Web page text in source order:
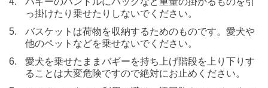
っ掛けたり乗せたりしないでください。
バスケットは荷物を収納するためのものです。愛犬や
他のペットなどを乗せないでください。
愛犬を乗せたままバギーを持ち上げ階段を上り下りす
ることは大変危険ですので絶対にお止めください。